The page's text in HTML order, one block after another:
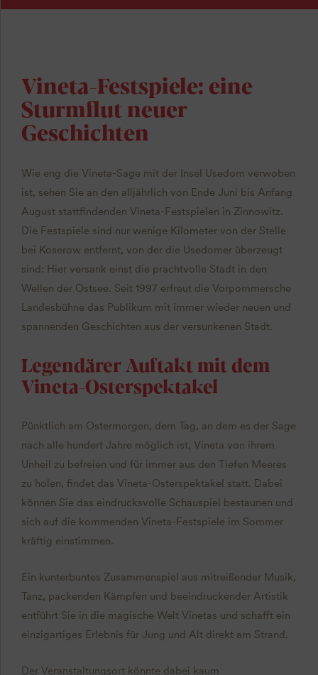
Vineta-Festspiele: eine
Sturmflut neuer
Geschichten
Wie eng die Vineta-Sage mit der Insel Usedom verwoben
ist, sehen Sie an den alljährlich von Ende Juni bis Anfang
August stattfindenden Vineta-Festspielen in Zinnowitz.
Die Festspiele sind nur wenige Kilometer von der Stelle
bei Koserow entfernt, von der die Usedomer überzeugt
sind: Hier versank einst die prachtvolle Stadt in den
Wellen der Ostsee. Seit 1997 erfreut die Vorpommersche
Landesbühne das Publikum mit immer wieder neuen und
spannenden Geschichten aus der versunkenen Stadt.
Legendärer Auftakt mit dem
Vineta-Osterspektakel
Pünktlich am Ostermorgen, dem Tag, an dem es der Sage
nach alle hundert Jahre möglich ist, Vineta von ihrem
Unheil zu befreien und für immer aus den Tiefen Meeres
zu holen, findet das Vineta-Osterspektakel statt. Dabei
können Sie das eindrucksvolle Schauspiel bestaunen und
sich auf die kommenden Vineta-Festspiele im Sommer
kräftig einstimmen.
Ein kunterbuntes Zusammenspiel aus mitreißender Musik,
Tanz, packenden Kämpfen und beeindruckender Artistik
entführt Sie in die magische Welt Vinetas und schafft ein
einzigartiges Erlebnis für Jung und Alt direkt am Strand.
Der Veranstaltungsort könnte dabei kaum